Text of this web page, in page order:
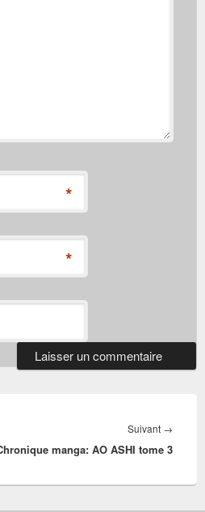
*
*
Suivant →
suivant :
manga: AO ASHI tome 3